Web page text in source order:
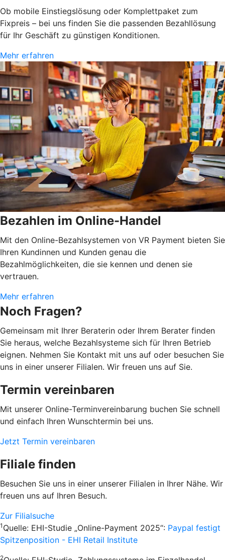
Ob mobile Einstiegslösung oder Komplettpaket zum
Fixpreis – bei uns finden Sie die passenden Bezahllösung
für Ihr Geschäft zu günstigen Konditionen.
Mehr erfahren
Bezahlen im Online-Handel
Mit den Online-Bezahlsystemen von VR Payment bieten Sie
Ihren Kundinnen und Kunden genau die
Bezahlmöglichkeiten, die sie kennen und denen sie
vertrauen.
Mehr erfahren
Noch Fragen?
Gemeinsam mit Ihrer Beraterin oder Ihrem Berater finden
Sie heraus, welche Bezahlsysteme sich für Ihren Betrieb
eignen. Nehmen Sie Kontakt mit uns auf oder besuchen Sie
uns in einer unserer Filialen. Wir freuen uns auf Sie.
Termin vereinbaren
Mit unserer Online-Terminvereinbarung buchen Sie schnell
und einfach Ihren Wunschtermin bei uns.
Jetzt Termin vereinbaren
Filiale finden
Besuchen Sie uns in einer unserer Filialen in Ihrer Nähe. Wir
freuen uns auf Ihren Besuch.
Zur Filialsuche
1 Quelle: EHI-Studie „Online-Payment 2025“: Paypal festigt
Spitzenposition - EHI Retail Institute
2